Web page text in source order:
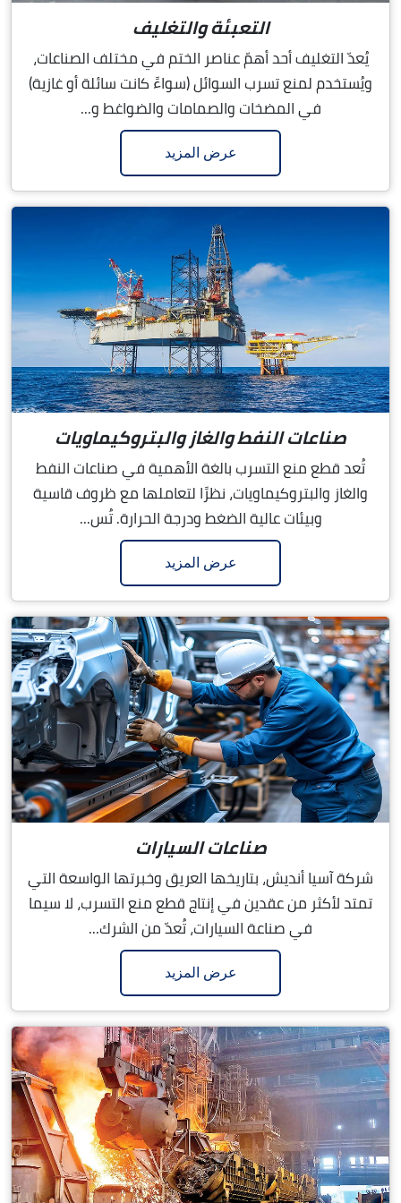
التعبئة والتغليف
يُعدّ التغليف أحد أهمّ عناصر الختم في مختلف الصناعات،
ويُستخدم لمنع تسرب السوائل (سواءً كانت سائلة أو غازية)
في المضخات والصمامات والضواغط و...
عرض المزيد
صناعات النفط والغاز والبتروكيماويات
تُعد قطع منع التسرب بالغة الأهمية في صناعات النفط
والغاز والبتروكيماويات، نظرًا لتعاملها مع ظروف قاسية
وبيئات عالية الضغط ودرجة الحرارة. تُس...
عرض المزيد
صناعات السيارات
شركة آسيا أنديش، بتاريخها العريق وخبرتها الواسعة التي
تمتد لأكثر من عقدين في إنتاج قطع منع التسرب، لا سيما
في صناعة السيارات، تُعدّ من الشرك...
عرض المزيد